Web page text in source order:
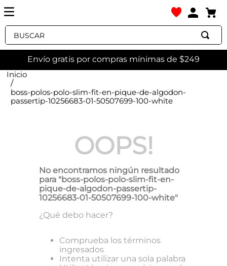
Buscar
Envío gratis por compras mínimas de $249
boss-polos-polo-slim-fit-en-pique-de-algodon-
passertip-10256683-01-50507699-100-white
OOPS!
No encontramos ningún resultado
para "boss-polos-polo-slim-fit-en-
pique-de-algodon-passertip-
10256683-01-50507699-100-white"
¿Qué debo hacer?
Comprueba los términos
ingresados
Intenta utilizar una sola palabra